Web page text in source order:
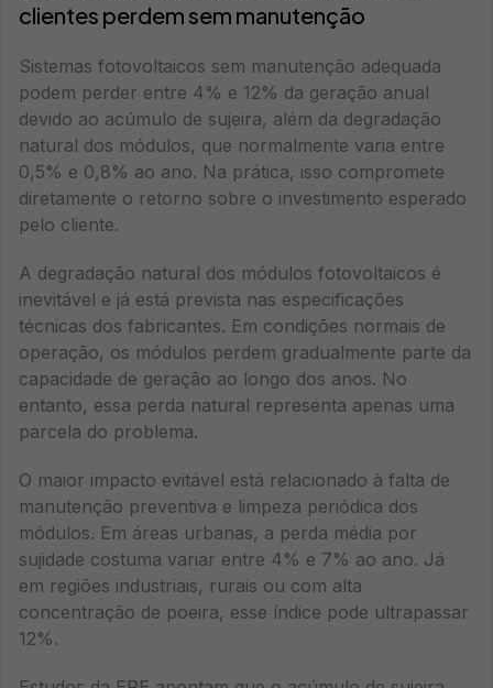
clientes perdem sem manutenção
Sistemas fotovoltaicos sem manutenção adequada
podem perder entre 4% e 12% da geração anual
devido ao acúmulo de sujeira, além da degradação
natural dos módulos, que normalmente varia entre
0,5% e 0,8% ao ano. Na prática, isso compromete
diretamente o retorno sobre o investimento esperado
pelo cliente.
A degradação natural dos módulos fotovoltaicos é
inevitável e já está prevista nas especificações
técnicas dos fabricantes. Em condições normais de
operação, os módulos perdem gradualmente parte da
capacidade de geração ao longo dos anos. No
entanto, essa perda natural representa apenas uma
parcela do problema.
O maior impacto evitável está relacionado à falta de
manutenção preventiva e limpeza periódica dos
módulos. Em áreas urbanas, a perda média por
sujidade costuma variar entre 4% e 7% ao ano. Já
em regiões industriais, rurais ou com alta
concentração de poeira, esse índice pode ultrapassar
12%.